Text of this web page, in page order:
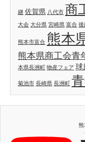
継 佐賀県 八代市 商
大会 大分県 宮崎県 富合 後
熊本市富合 熊本
熊本県商工会青
本県長洲町 物産フェア 球
菊池市 長崎県 長洲町
熊